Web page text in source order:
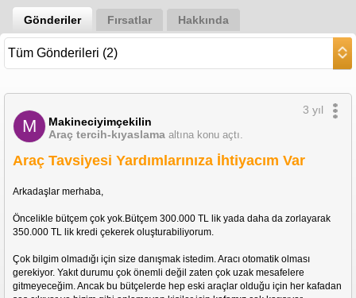
Gönderiler Fırsatlar Hakkında
M
Makineciyimçekilin
Araç tercih-kıyaslama altına konu açtı.
3 yıl
Araç Tavsiyesi Yardımlarınıza İhtiyacım Var
Arkadaşlar merhaba,
Öncelikle bütçem çok yok.Bütçem 300.000 TL lik yada daha da zorlayarak
350.000 TL lik kredi çekerek oluşturabiliyorum.
Çok bilgim olmadığı için size danışmak istedim. Aracı otomatik olması
gerekiyor. Yakıt durumu çok önemli değil zaten çok uzak mesafelere
gitmeyeceğim. Ancak bu bütçelerde hep eski araçlar olduğu için her kafadan